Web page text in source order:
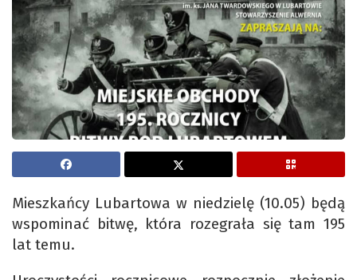
Mieszkańcy Lubartowa w niedzielę (10.05) będą
wspominać bitwę, która rozegrała się tam 195
lat temu.